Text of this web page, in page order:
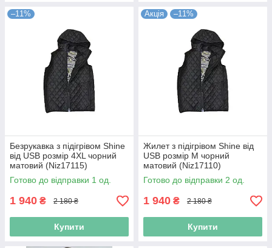
–11%
Безрукавка з підігрівом Shine
від USB розмір 4XL чорний
матовий (Niz17115)
Готово до відправки 1 од.
1 940 ₴ 2 180 ₴
Купити
Акція –11%
Жилет з підігрівом Shine від
USB розмір M чорний
матовий (Niz17110)
Готово до відправки 2 од.
1 940 ₴ 2 180 ₴
Купити